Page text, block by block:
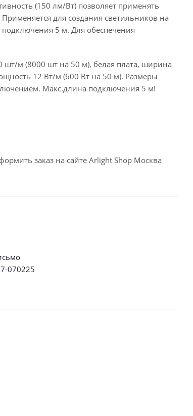
(150 лм/Вт) позволяет применять
для создания светильников на
5 м. Для обеспечения
шт/м (8000 шт на 50 м), белая плата, ширина
12 Вт/м (600 Вт на 50 м). Размеры
Макс.длина подключения 5 м!
заказ на сайте Arlight Shop Москва
070225